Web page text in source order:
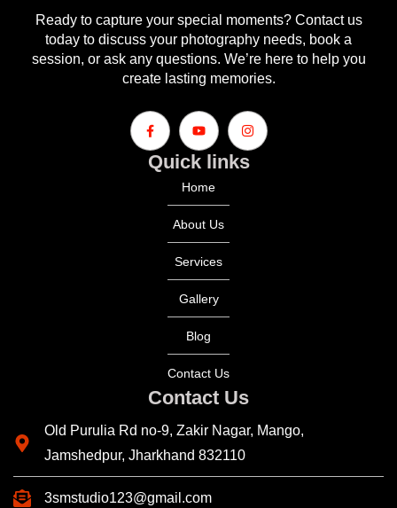
Quick links
Home
About Us
Services
Gallery
Blog
Contact Us
Ready to capture your special moments? Contact us
today to discuss your photography needs, book a
session, or ask any questions. We’re here to help you
create lasting memories.
Contact Us
Old Purulia Rd no-9, Zakir Nagar, Mango,
Jamshedpur, Jharkhand 832110
3smstudio123@gmail.com